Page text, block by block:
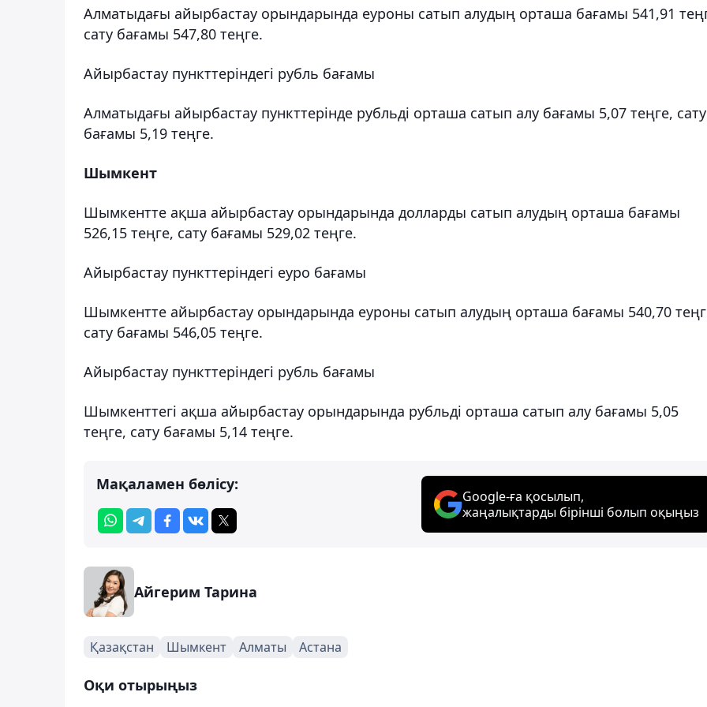
Алматыдағы айырбастау орындарында еуроны сатып алудың орташа бағамы 541,91
сату бағамы 547,80 теңге.
Айырбастау пункттеріндегі рубль бағамы
Алматыдағы айырбастау пункттерінде рубльді орташа сатып алу бағамы 5,07 теңге, сату
бағамы 5,19 теңге.
Шымкент
Шымкентте ақша айырбастау орындарында долларды сатып алудың орташа бағамы
526,15 теңге, сату бағамы 529,02 теңге.
Айырбастау пункттеріндегі еуро бағамы
Шымкентте айырбастау орындарында еуроны сатып алудың орташа бағамы 540,70
сату бағамы 546,05 теңге.
Айырбастау пункттеріндегі рубль бағамы
Шымкенттегі ақша айырбастау орындарында рубльді орташа сатып алу бағамы 5,05
теңге, сату бағамы 5,14 теңге.
Мақаламен бөлісу:
Google-ға қосылып,
жаңалықтарды бірінші болып оқыңыз
Айгерим Тарина
Қазақстан Шымкент Алматы Астана
Оқи отырыңыз